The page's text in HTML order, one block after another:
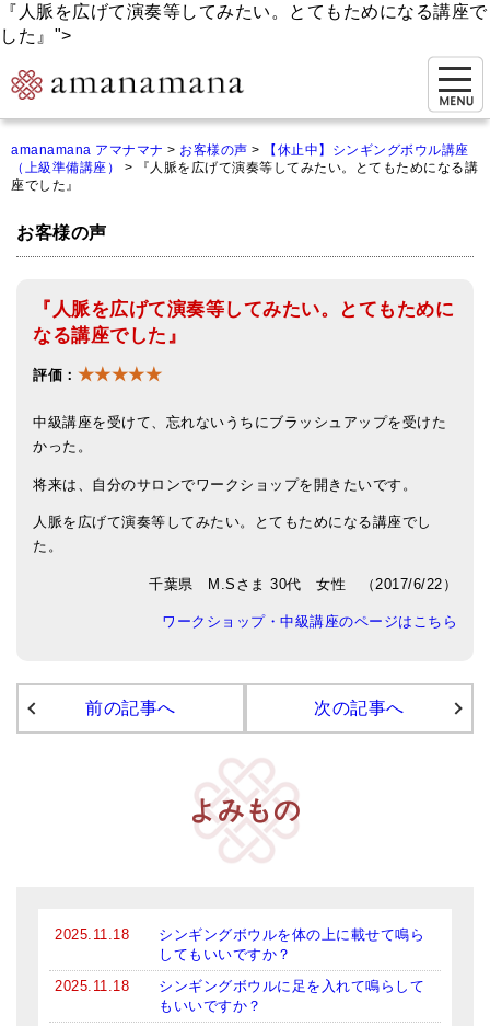
『人脈を広げて演奏等してみたい。とてもためになる講座で
した』">
マイページ
ご来店予約（実店舗）
オンライン相談&購入
オンラインショップ
カートを見る
商品一覧
アマナマナのシンギングボウル
チベット・シンギングボウル
● マンダラ彫（黒・渋金）
お得なアマナマナ・セット
特大シンギングボウル・特殊柄
アマナマナのティンシャ
プレミアム・ティンシャ（L・M）
ベーシック・ティンシャ（4種）
amanamana アマナマナ > お客様の声 >
【休止中】シンギングボウル講座
（上級準備講座）
>
『人脈を広げて演奏等してみたい。とてもためになる講
座でした』
お客様の声
『人脈を広げて演奏等してみたい。とてもために
なる講座でした』
評価： ★★★★★
中級講座を受けて、忘れないうちにブラッシュアップを受けた
かった。
将来は、自分のサロンでワークショップを開きたいです。
人脈を広げて演奏等してみたい。とてもためになる講座でし
た。
千葉県 M.Sさま 30代 女性 （2017/6/22）
ワークショップ・中級講座のページはこちら
前の記事へ 次の記事へ
よみもの
2025.11.18
シンギングボウルを体の上に載せて鳴ら
してもいいですか？
2025.11.18
シンギングボウルに足を入れて鳴らして
もいいですか？